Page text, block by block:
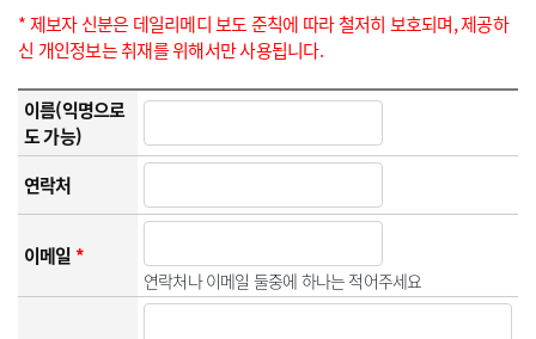
* 제보자 신분은 데일리메디 보도 준칙에 따라 철저히 보호되며, 제공하
신 개인정보는 취재를 위해서만 사용됩니다.
이름(익명으로
도 가능)
연락처
이메일*
연락처나 이메일 둘중에 하나는 적어주세요